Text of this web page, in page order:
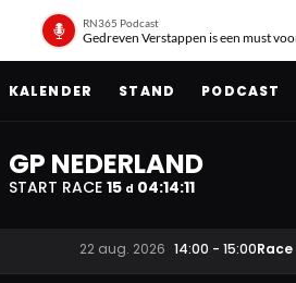
RN365 Podcast
Gedreven Verstappen is een must
KALENDER STAND PODCAST
GP NEDERLAND
START RACE 15 d 04:14:10
22 aug. 2026 14:00 - 15:00Race